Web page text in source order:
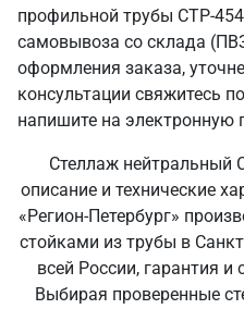
профильной трубы СТР-
самовывоза со склада
оформления заказа,
консультации свяжитесь
напишите на электронную
Стеллаж нейтральный
описание и технические
«Регион-Петербург»
стойками из трубы в
всей России, гарантия и
Выбирая проверенные